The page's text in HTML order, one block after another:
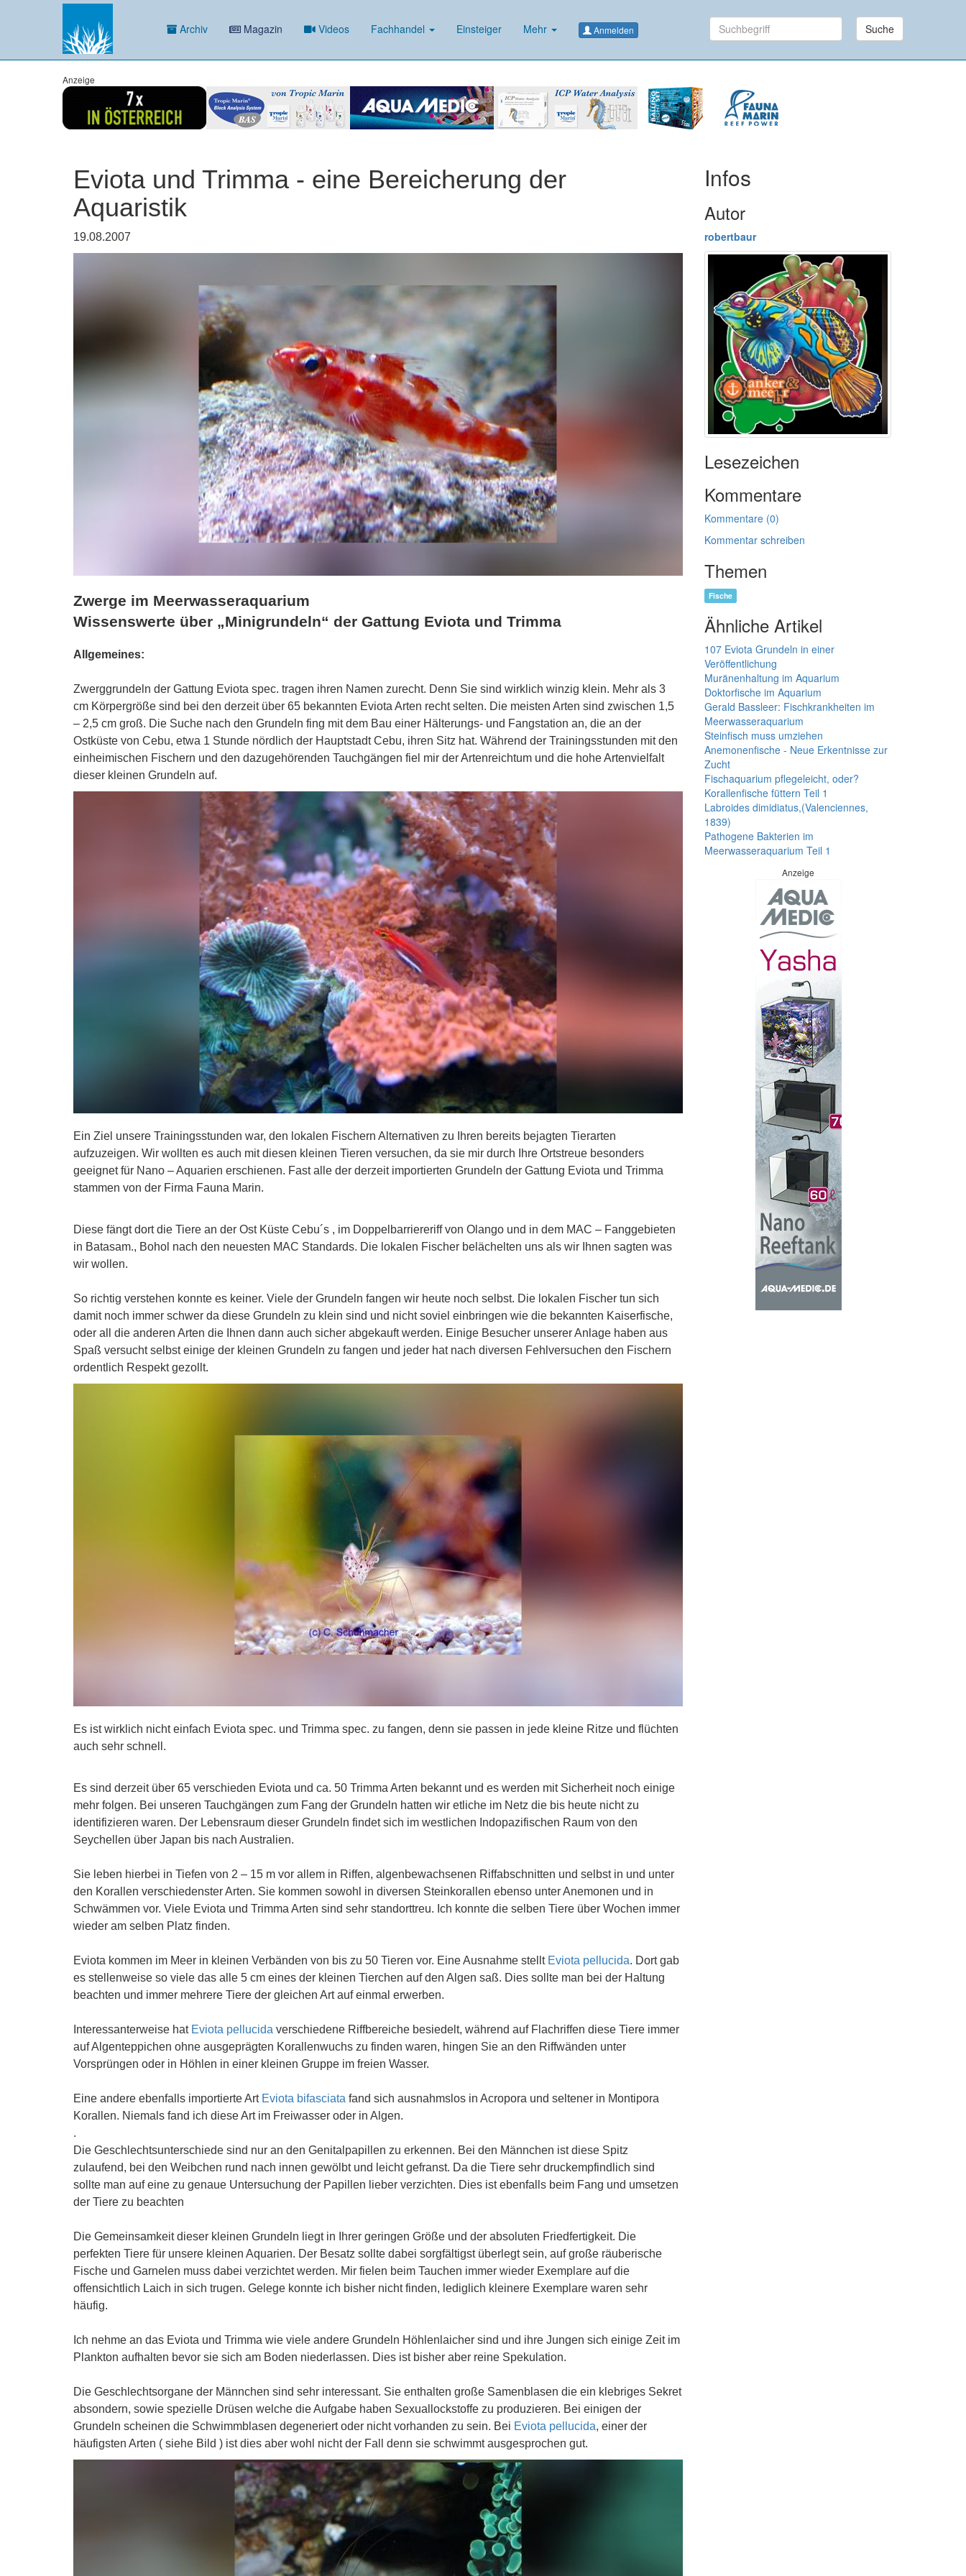
Archiv Magazin Videos Fachhandel Einsteiger Mehr Anmelden Suche
Anzeige
Eviota und Trimma - eine Bereicherung der
Aquaristik
19.08.2007
Zwerge im Meerwasseraquarium
Wissenswerte über „Minigrundeln“ der Gattung Eviota und Trimma
Allgemeines:
Zwerggrundeln der Gattung Eviota spec. tragen ihren Namen zurecht. Denn Sie sind wirklich winzig klein. Mehr als 3
cm Körpergröße sind bei den derzeit über 65 bekannten Eviota Arten recht selten. Die meisten Arten sind zwischen 1,5
– 2,5 cm groß. Die Suche nach den Grundeln fing mit dem Bau einer Hälterungs- und Fangstation an, die an der
Ostküste von Cebu, etwa 1 Stunde nördlich der Hauptstadt Cebu, ihren Sitz hat. Während der Trainingsstunden mit den
einheimischen Fischern und den dazugehörenden Tauchgängen fiel mir der Artenreichtum und die hohe Artenvielfalt
dieser kleinen Grundeln auf.
Ein Ziel unsere Trainingsstunden war, den lokalen Fischern Alternativen zu Ihren bereits bejagten Tierarten
aufzuzeigen. Wir wollten es auch mit diesen kleinen Tieren versuchen, da sie mir durch Ihre Ortstreue besonders
geeignet für Nano – Aquarien erschienen. Fast alle der derzeit importierten Grundeln der Gattung Eviota und Trimma
stammen von der Firma Fauna Marin.
Diese fängt dort die Tiere an der Ost Küste Cebu´s , im Doppelbarriereriff von Olango und in dem MAC – Fanggebieten
in Batasam., Bohol nach den neuesten MAC Standards. Die lokalen Fischer belächelten uns als wir Ihnen sagten was
wir wollen.
So richtig verstehen konnte es keiner. Viele der Grundeln fangen wir heute noch selbst. Die lokalen Fischer tun sich
damit noch immer schwer da diese Grundeln zu klein sind und nicht soviel einbringen wie die bekannten Kaiserfische,
oder all die anderen Arten die Ihnen dann auch sicher abgekauft werden. Einige Besucher unserer Anlage haben aus
Spaß versucht selbst einige der kleinen Grundeln zu fangen und jeder hat nach diversen Fehlversuchen den Fischern
ordentlich Respekt gezollt.
Es ist wirklich nicht einfach Eviota spec. und Trimma spec. zu fangen, denn sie passen in jede kleine Ritze und flüchten
auch sehr schnell.
Es sind derzeit über 65 verschieden Eviota und ca. 50 Trimma Arten bekannt und es werden mit Sicherheit noch einige
mehr folgen. Bei unseren Tauchgängen zum Fang der Grundeln hatten wir etliche im Netz die bis heute nicht zu
identifizieren waren. Der Lebensraum dieser Grundeln findet sich im westlichen Indopazifischen Raum von den
Seychellen über Japan bis nach Australien.
Sie leben hierbei in Tiefen von 2 – 15 m vor allem in Riffen, algenbewachsenen Riffabschnitten und selbst in und unter
den Korallen verschiedenster Arten. Sie kommen sowohl in diversen Steinkorallen ebenso unter Anemonen und in
Schwämmen vor. Viele Eviota und Trimma Arten sind sehr standorttreu. Ich konnte die selben Tiere über Wochen immer
wieder am selben Platz finden.
Eviota kommen im Meer in kleinen Verbänden von bis zu 50 Tieren vor. Eine Ausnahme stellt Eviota pellucida. Dort gab
es stellenweise so viele das alle 5 cm eines der kleinen Tierchen auf den Algen saß. Dies sollte man bei der Haltung
beachten und immer mehrere Tiere der gleichen Art auf einmal erwerben.
Interessanterweise hat Eviota pellucida verschiedene Riffbereiche besiedelt, während auf Flachriffen diese Tiere immer
auf Algenteppichen ohne ausgeprägten Korallenwuchs zu finden waren, hingen Sie an den Riffwänden unter
Vorsprüngen oder in Höhlen in einer kleinen Gruppe im freien Wasser.
Eine andere ebenfalls importierte Art Eviota bifasciata fand sich ausnahmslos in Acropora und seltener in Montipora
Korallen. Niemals fand ich diese Art im Freiwasser oder in Algen.
.
Die Geschlechtsunterschiede sind nur an den Genitalpapillen zu erkennen. Bei den Männchen ist diese Spitz
zulaufend, bei den Weibchen rund nach innen gewölbt und leicht gefranst. Da die Tiere sehr druckempfindlich sind
sollte man auf eine zu genaue Untersuchung der Papillen lieber verzichten. Dies ist ebenfalls beim Fang und umsetzen
der Tiere zu beachten
Die Gemeinsamkeit dieser kleinen Grundeln liegt in Ihrer geringen Größe und der absoluten Friedfertigkeit. Die
perfekten Tiere für unsere kleinen Aquarien. Der Besatz sollte dabei sorgfältigst überlegt sein, auf große räuberische
Fische und Garnelen muss dabei verzichtet werden. Mir fielen beim Tauchen immer wieder Exemplare auf die
offensichtlich Laich in sich trugen. Gelege konnte ich bisher nicht finden, lediglich kleinere Exemplare waren sehr
häufig.
Ich nehme an das Eviota und Trimma wie viele andere Grundeln Höhlenlaicher sind und ihre Jungen sich einige Zeit im
Plankton aufhalten bevor sie sich am Boden niederlassen. Dies ist bisher aber reine Spekulation.
Die Geschlechtsorgane der Männchen sind sehr interessant. Sie enthalten große Samenblasen die ein klebriges Sekret
absondern, sowie spezielle Drüsen welche die Aufgabe haben Sexuallockstoffe zu produzieren. Bei einigen der
Grundeln scheinen die Schwimmblasen degeneriert oder nicht vorhanden zu sein. Bei Eviota pellucida, einer der
häufigsten Arten ( siehe Bild ) ist dies aber wohl nicht der Fall denn sie schwimmt ausgesprochen gut.
Infos
Autor
robertbaur
Lesezeichen
Kommentare
Kommentare (0)
Kommentar schreiben
Themen
Fische
Ähnliche Artikel
107 Eviota Grundeln in einer
Veröffentlichung
Muränenhaltung im Aquarium
Doktorfische im Aquarium
Gerald Bassleer: Fischkrankheiten im
Meerwasseraquarium
Steinfisch muss umziehen
Anemonenfische - Neue Erkentnisse zur
Zucht
Fischaquarium pflegeleicht, oder?
Korallenfische füttern Teil 1
Labroides dimidiatus,(Valenciennes,
1839)
Pathogene Bakterien im
Meerwasseraquarium Teil 1
Anzeige